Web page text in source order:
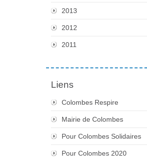
2013
2012
2011
Liens
Colombes Respire
Mairie de Colombes
Pour Colombes Solidaires
Pour Colombes 2020